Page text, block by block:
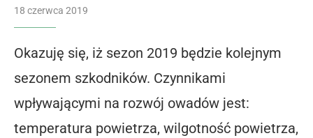
18 czerwca 2019
Okazuję się, iż sezon 2019 będzie kolejnym
sezonem szkodników. Czynnikami
wpływającymi na rozwój owadów jest:
temperatura powietrza, wilgotność powietrza,